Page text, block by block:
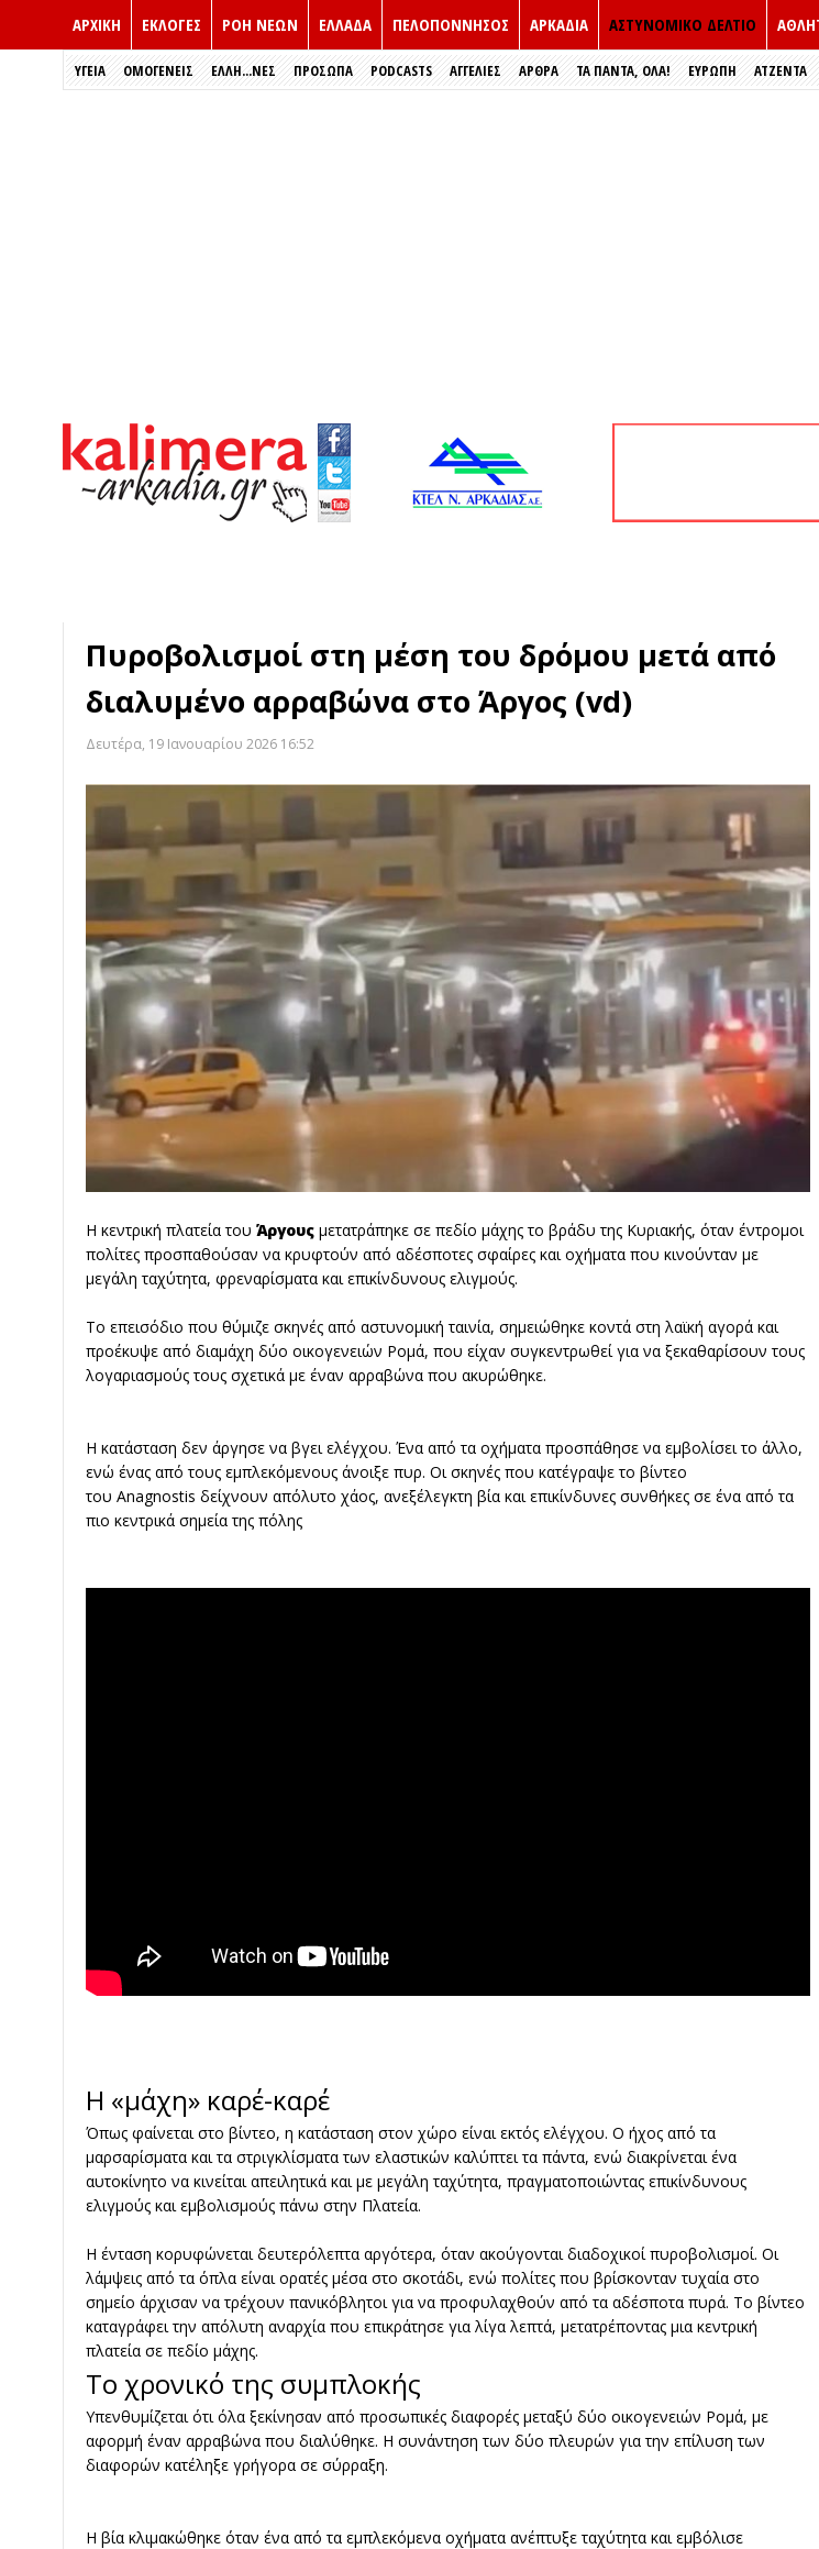
ΑΡΧΙΚΗ ΕΚΛΟΓΈΣ ΡΟΗ ΝΕΩΝ ΕΛΛΑΔΑ ΠΕΛΟΠΟΝΝΗΣΟΣ ΑΡΚΑΔΙΑ ΑΣΤΥΝΟΜΙΚΟ ΔΕΛΤΙΟ
ΥΓΕΙΑ ΟΜΟΓΕΝΕΙΣ ΈΛΛΗ...ΝΕΣ ΠΡΌΣΩΠΑ PODCASTS ΑΓΓΕΛΙΕΣ ΑΡΘΡΑ ΤΑ ΠΑΝΤΑ, ΟΛΑ! ΕΥΡΏΠΗ ΑΤΖΕΝΤΑ
Πυροβολισμοί στη μέση του δρόμου μετά από
διαλυμένο αρραβώνα στο Άργος (vd)
Δευτέρα, 19 Ιανουαρίου 2026 16:52
Η κεντρική πλατεία του Άργους μετατράπηκε σε πεδίο μάχης το βράδυ της Κυριακής, όταν έντρομοι
πολίτες προσπαθούσαν να κρυφτούν από αδέσποτες σφαίρες και οχήματα που κινούνταν με
μεγάλη ταχύτητα, φρεναρίσματα και επικίνδυνους ελιγμούς.
Το επεισόδιο που θύμιζε σκηνές από αστυνομική ταινία, σημειώθηκε κοντά στη λαϊκή αγορά και
προέκυψε από διαμάχη δύο οικογενειών Ρομά, που είχαν συγκεντρωθεί για να ξεκαθαρίσουν τους
λογαριασμούς τους σχετικά με έναν αρραβώνα που ακυρώθηκε.
Η κατάσταση δεν άργησε να βγει ελέγχου. Ένα από τα οχήματα προσπάθησε να εμβολίσει το άλλο,
ενώ ένας από τους εμπλεκόμενους άνοιξε πυρ. Οι σκηνές που κατέγραψε το βίντεο
του Anagnostis δείχνουν απόλυτο χάος, ανεξέλεγκτη βία και επικίνδυνες συνθήκες σε ένα από τα
πιο κεντρικά σημεία της πόλης
Η «μάχη» καρέ-καρέ
Όπως φαίνεται στο βίντεο, η κατάσταση στον χώρο είναι εκτός ελέγχου. Ο ήχος από τα
μαρσαρίσματα και τα στριγκλίσματα των ελαστικών καλύπτει τα πάντα, ενώ διακρίνεται ένα
αυτοκίνητο να κινείται απειλητικά και με μεγάλη ταχύτητα, πραγματοποιώντας επικίνδυνους
ελιγμούς και εμβολισμούς πάνω στην Πλατεία.
Η ένταση κορυφώνεται δευτερόλεπτα αργότερα, όταν ακούγονται διαδοχικοί πυροβολισμοί. Οι
λάμψεις από τα όπλα είναι ορατές μέσα στο σκοτάδι, ενώ πολίτες που βρίσκονταν τυχαία στο
σημείο άρχισαν να τρέχουν πανικόβλητοι για να προφυλαχθούν από τα αδέσποτα πυρά. Το βίντεο
καταγράφει την απόλυτη αναρχία που επικράτησε για λίγα λεπτά, μετατρέποντας μια κεντρική
πλατεία σε πεδίο μάχης.
Το χρονικό της συμπλοκής
Υπενθυμίζεται ότι όλα ξεκίνησαν από προσωπικές διαφορές μεταξύ δύο οικογενειών Ρομά, με
αφορμή έναν αρραβώνα που διαλύθηκε. Η συνάντηση των δύο πλευρών για την επίλυση των
διαφορών κατέληξε γρήγορα σε σύρραξη.
Η βία κλιμακώθηκε όταν ένα από τα εμπλεκόμενα οχήματα ανέπτυξε ταχύτητα και εμβόλισε